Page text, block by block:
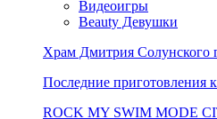
Видеоигры
Beauty Девушки
Храм Дмитрия Солунского
Последние приготовления
ROCK MY SWIM MODE